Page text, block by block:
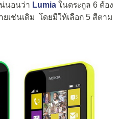
นอนว่า Lumia ในตระกูล 6 ต้อง
เช่นเดิม โดยมีให้เลือก 5 สีตาม